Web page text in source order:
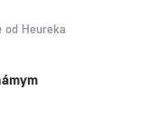
od Heureka